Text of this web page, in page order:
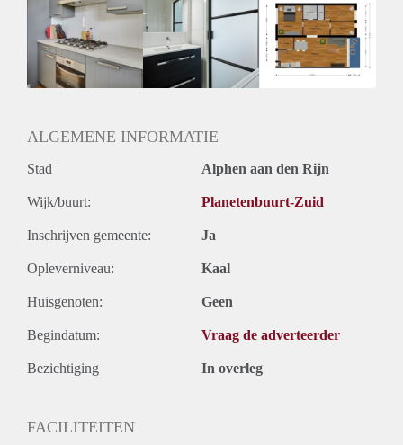
ALGEMENE INFORMATIE
Stad Alphen aan den Rijn
Wijk/buurt: Planetenbuurt-Zuid
Inschrijven gemeente: Ja
Opleverniveau: Kaal
Huisgenoten: Geen
Begindatum: Vraag de adverteerder
Bezichtiging In overleg
FACILITEITEN